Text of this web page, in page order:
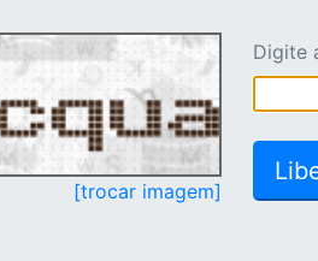
[trocar imagem]
Digite